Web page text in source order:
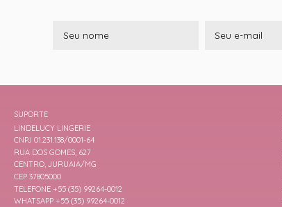
SUPORTE
LINDELUCY LINGERIE
CNPJ 01.231.138/0001-64
RUA DOS GOMES, 627
CENTRO, JURUAIA/MG
CEP 37805000
TELEFONE +55 (35) 99264-0012
WHATSAPP +55 (35) 99264-0012